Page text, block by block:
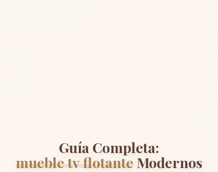
Guía Completa:
mueble tv flotante Modernos